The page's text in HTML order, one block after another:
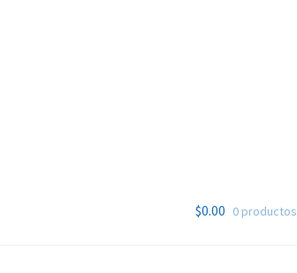
$0.00 0 productos